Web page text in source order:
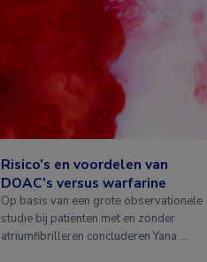
Risico’s en voordelen van
DOAC’s versus warfarine
Op basis van een grote observationele
studie bij patiënten met en zonder
atriumfibrilleren concluderen Yana …